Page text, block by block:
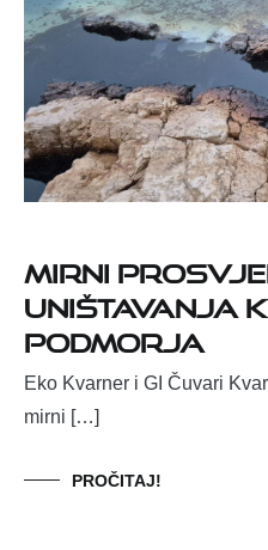
Mirni
uništavanja
podmorja
Eko Kvarner i GI Čuvari
mirni […]
PROČITAJ!